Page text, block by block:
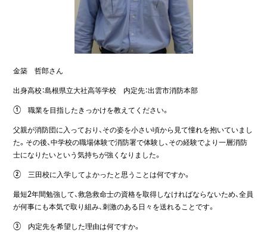
金築 哲郎さん
出身高校：島根県立大社高等学校 内定先：出雲市消防本部
① 職業を目指したきっかけを教えてください。
父親が消防団に入っており、その姿を小さい頃から見て憧れを抱いていまし
た。その後、中学校の職場体験で消防署で体験し、その経験でより一層消防
士になりたいという気持ちが強くなりました。
② 三田校に入学してよかったと思うことは何ですか。
最短2年間勉強して、救急救命士の資格を取得しなければならないため、全員
が何事にも本気で取り組み、刺激のある日々を送れることです。
③ 内定先を希望した理由は何ですか。